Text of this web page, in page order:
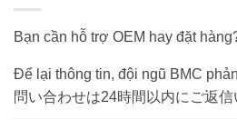
Bạn cần hỗ trợ OEM hay đặt
Để lại thông tin, đội ngũ BMC
問い合わせは24時間以内にご返信